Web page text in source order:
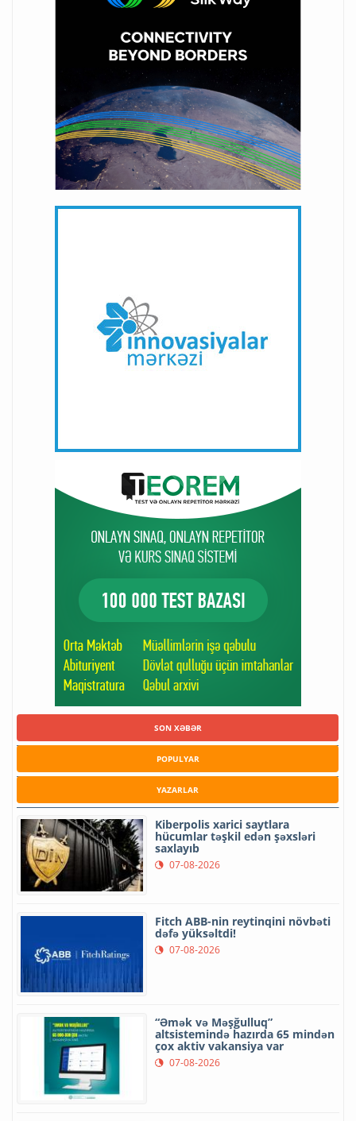
SON XƏBƏR
POPULYAR
YAZARLAR
Kiberpolis xarici saytlara
hücumlar təşkil edən şəxsləri
saxlayıb
07-08-2026
Fitch ABB-nin reytinqini növbəti
dəfə yüksəltdi!
07-08-2026
“Əmək və Məşğulluq”
altsistemində hazırda 65 mindən
çox aktiv vakansiya var
07-08-2026